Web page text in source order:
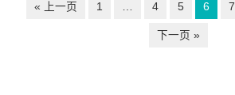
« 上一页 1 … 4 5 6 7
下一页 »